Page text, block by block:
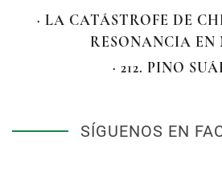
· LA CATÁSTROFE DE
RESONANCIA EN
· 212. PINO
SÍGUENOS EN